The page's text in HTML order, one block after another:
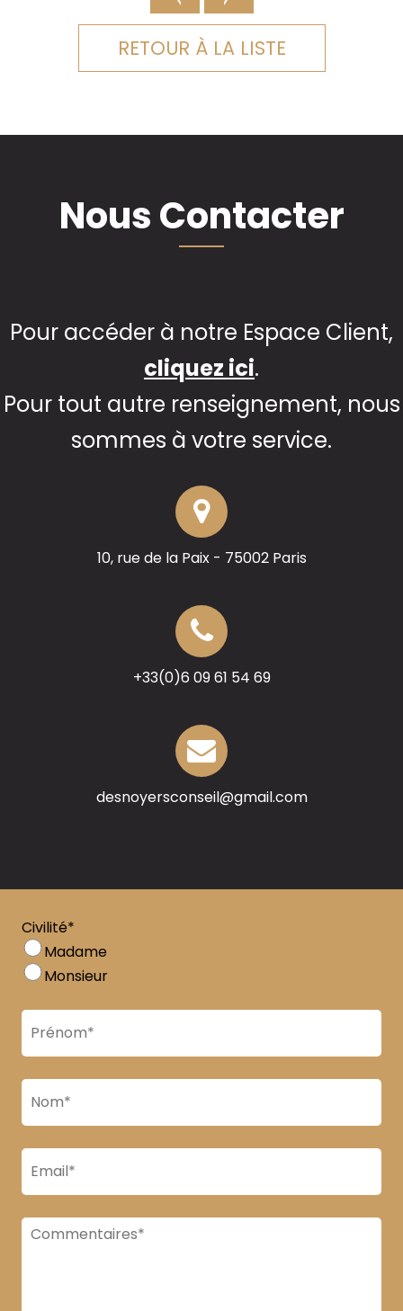
RETOUR À LA LISTE
Nous Contacter
Pour accéder à notre Espace Client,
cliquez ici.
Pour tout autre renseignement, nous
sommes à votre service.
10, rue de la Paix - 75002 Paris
+33(0)6 09 61 54 69
desnoyersconseil@gmail.com
Civilité*
Madame
Monsieur